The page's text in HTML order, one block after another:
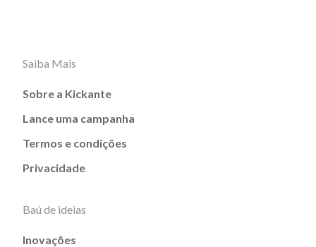
Saiba Mais
Sobre a Kickante
Lance uma campanha
Termos e condições
Privacidade
Baú de ideias
Inovações